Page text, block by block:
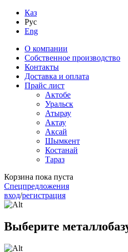
Каз
Рус
Eng
О компании
Собственное производство
Контакты
Доставка и оплата
Прайс лист
Актобе
Уральск
Атырау
Актау
Аксай
Шымкент
Костанай
Тараз
Корзина пока пуста
Спецпредложения
вход/регистрация
Выберите